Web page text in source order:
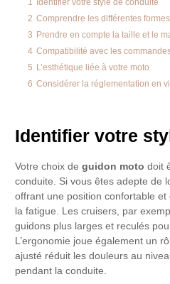
1
Identifier votre style de conduite
2 Comprendre les différentes
3 Prendre en compte la taille et le
4 Compatibilité avec les
5 L’esthétique liée à votre moto
6 Considérer la réglementation en
Identifier votre
Votre choix deguidon moto doit
conduite. Si vous êtes adepte de
offrant une position confortable
la fatigue. Les cruisers, par
guidons plus larges et reculés
L’ergonomie joue également un
ajusté réduit les douleurs au
pendant la conduite.